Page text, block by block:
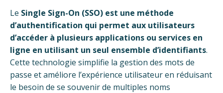
Le Single Sign-On (SSO) est une méthode
d’authentification qui permet aux utilisateurs
d’accéder à plusieurs applications ou services en
ligne en utilisant un seul ensemble d’identifiants.
Cette technologie simplifie la gestion des mots de
passe et améliore l’expérience utilisateur en réduisant
le besoin de se souvenir de multiples noms